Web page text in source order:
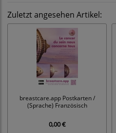
Zuletzt angesehen Artikel:
breastcare.app Postkarten /
(Sprache) Französisch
0,00 €